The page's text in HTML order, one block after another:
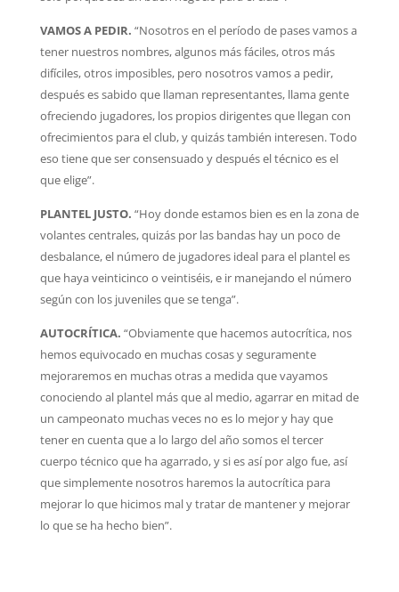
VAMOS A PEDIR. “Nosotros en el período de pases vamos a
tener nuestros nombres, algunos más fáciles, otros más
difíciles, otros imposibles, pero nosotros vamos a pedir,
después es sabido que llaman representantes, llama gente
ofreciendo jugadores, los propios dirigentes que llegan con
ofrecimientos para el club, y quizás también interesen. Todo
eso tiene que ser consensuado y después el técnico es el
que elige”.
PLANTEL JUSTO. “Hoy donde estamos bien es en la zona de
volantes centrales, quizás por las bandas hay un poco de
desbalance, el número de jugadores ideal para el plantel es
que haya veinticinco o veintiséis, e ir manejando el número
según con los juveniles que se tenga”.
AUTOCRÍTICA. “Obviamente que hacemos autocrítica, nos
hemos equivocado en muchas cosas y seguramente
mejoraremos en muchas otras a medida que vayamos
conociendo al plantel más que al medio, agarrar en mitad de
un campeonato muchas veces no es lo mejor y hay que
tener en cuenta que a lo largo del año somos el tercer
cuerpo técnico que ha agarrado, y si es así por algo fue, así
que simplemente nosotros haremos la autocrítica para
mejorar lo que hicimos mal y tratar de mantener y mejorar
lo que se ha hecho bien”.